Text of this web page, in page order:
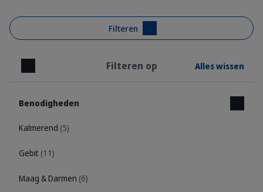
Filteren
Sluiten Filteren op Alles wissen
Benodigheden
Kalmerend (5)
Gebit (11)
Maag & Darmen (6)